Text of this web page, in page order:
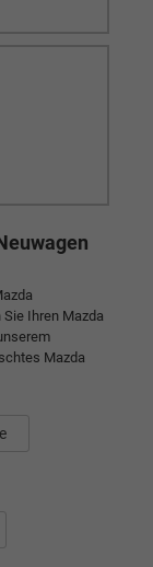
Ihren Mazda
Mazda